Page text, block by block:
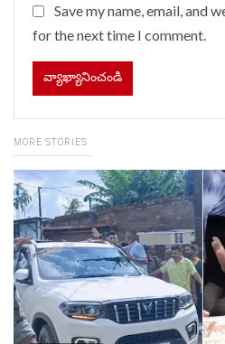
Save my name, email, and
for the next time I comment.
MORE STORIES